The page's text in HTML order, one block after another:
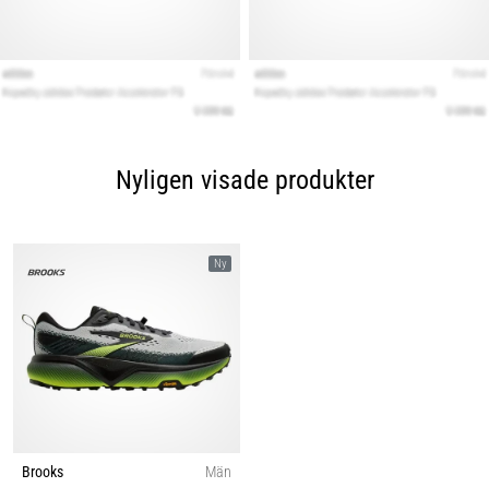
Nyligen visade produkter
Ny
Brooks
Män